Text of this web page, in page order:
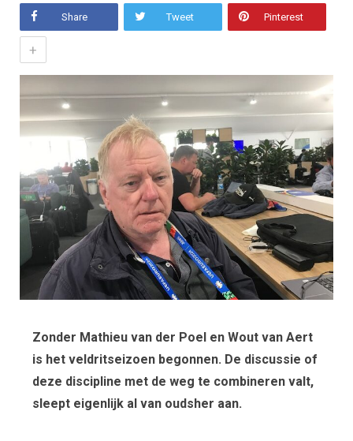
Share Tweet Pinterest
+
Zonder Mathieu van der Poel en Wout van Aert
is het veldritseizoen begonnen. De discussie of
deze discipline met de weg te combineren valt,
sleept eigenlijk al van oudsher aan.